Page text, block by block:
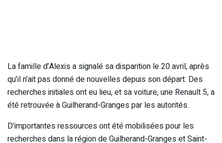
La famille d’Alexis a signalé sa disparition le 20 avril, après
qu’il n’ait pas donné de nouvelles depuis son départ. Des
recherches initiales ont eu lieu, et sa voiture, une Renault 5, a
été retrouvée à Guilherand-Granges par les autorités.
D’importantes ressources ont été mobilisées pour les
recherches dans la région de Guilherand-Granges et Saint-